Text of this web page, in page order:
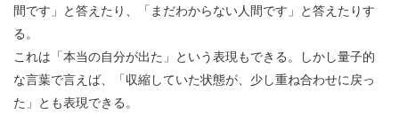
間です」と答えたり、「まだわからない人間です」と答えたりす
る。
これは「本当の自分が出た」という表現もできる。しかし量子的
な言葉で言えば、「収縮していた状態が、少し重ね合わせに戻っ
た」とも表現できる。